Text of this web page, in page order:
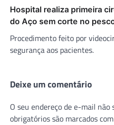
Hospital realiza primeira
do Aço sem corte no
Procedimento feito por
segurança aos pacientes.
Deixe um comentário
O seu endereço de e-mail não
obrigatórios são marcados com